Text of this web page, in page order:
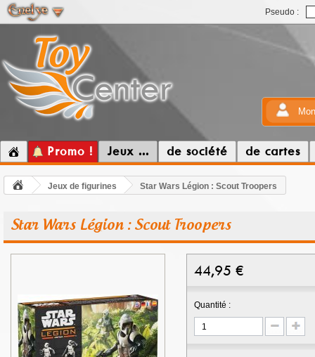
Pseudo :
Promo ! Jeux ... de société de cartes
Jeux de figurines Star Wars Légion : Scout Troopers
Star Wars Légion : Scout Troopers
44,95 €
Quantité :